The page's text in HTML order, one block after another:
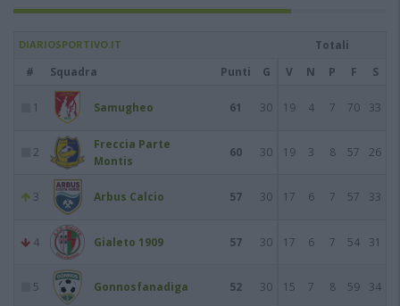
DIARIOSPORTIVO.IT
Totali
#
Squadra Punti G V N P F S
1 Samugheo 61 30 19 4 7 70 33
2
Freccia Parte
Montis
60 30 19 3 8 57 26
3 Arbus Calcio 57 30 17 6 7 57 33
4 Gialeto 1909 57 30 17 6 7 54 31
5 Gonnosfanadiga 52 30 15 7 8 59 34